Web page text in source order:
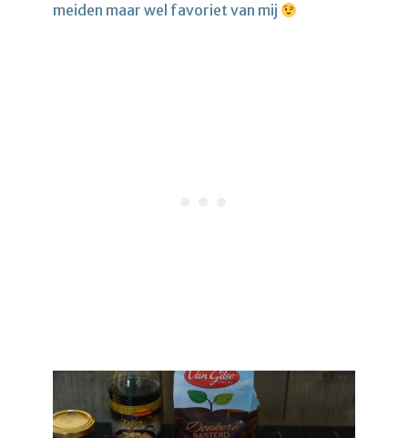
meiden maar wel favoriet van mij